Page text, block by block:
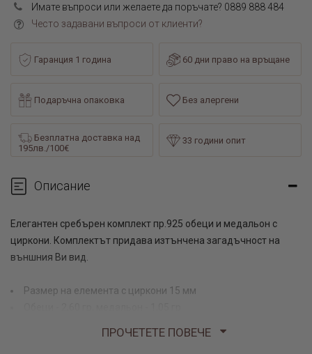
Имате въпроси или желаете да поръчате? 0889 888 484
Често задавани въпроси от клиенти?
Гаранция 1 година 60 дни право на връщане
Подаръчна опаковка Без алергени
Безплатна доставка над
195лв./100€
33 години опит
Описание
Елегантен сребърен комплект пр.925 обеци и медальон с
циркони. Комплектът придава изтънчена загадъчност на
външния Ви вид.
Размер на елемента с циркони 15 мм
ПРОЧЕТЕТЕ ПОВЕЧЕ